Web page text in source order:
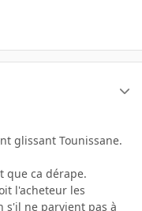
glissant Tounissane.
que ca dérape.
l'acheteur les
s'il ne parvient pas à